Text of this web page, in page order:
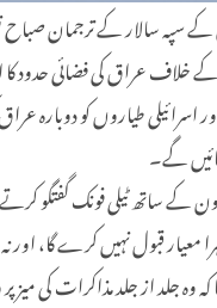
کی مسلح افواج کے سپہ
کے خلاف عراق کی فضائی
اور اسرائیلی طیاروں کو
گے۔
کو فرانس کے صدر میکرون کے
معیار قبول نہیں کرے گا،
از جلد مذاکرات کی میز